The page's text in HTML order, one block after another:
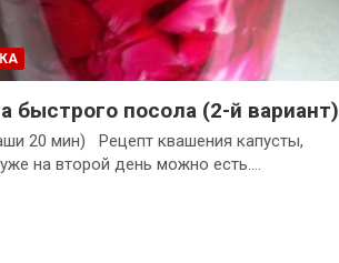
быстрого посола (2-й вариант)
20 мин) Рецепт квашения капусты,
на второй день можно есть.…